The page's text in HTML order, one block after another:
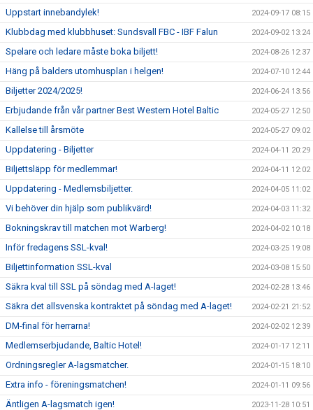
Uppstart innebandylek! 2024-09-17 08:15
Klubbdag med klubbhuset: Sundsvall FBC - IBF Falun 2024-09-02 13:24
Spelare och ledare måste boka biljett! 2024-08-26 12:37
Häng på balders utomhusplan i helgen! 2024-07-10 12:44
Biljetter 2024/2025! 2024-06-24 13:56
Erbjudande från vår partner Best Western Hotel Baltic 2024-05-27 12:50
Kallelse till årsmöte 2024-05-27 09:02
Uppdatering - Biljetter 2024-04-11 20:29
Biljettsläpp för medlemmar! 2024-04-11 12:02
Uppdatering - Medlemsbiljetter. 2024-04-05 11:02
Vi behöver din hjälp som publikvärd! 2024-04-03 11:32
Bokningskrav till matchen mot Warberg! 2024-04-02 10:18
Inför fredagens SSL-kval! 2024-03-25 19:08
Biljettinformation SSL-kval 2024-03-08 15:50
Säkra kval till SSL på söndag med A-laget! 2024-02-28 13:46
Säkra det allsvenska kontraktet på söndag med A-laget! 2024-02-21 21:52
DM-final för herrarna! 2024-02-02 12:39
Medlemserbjudande, Baltic Hotel! 2024-01-17 12:11
Ordningsregler A-lagsmatcher. 2024-01-15 18:10
Extra info - föreningsmatchen! 2024-01-11 09:56
Äntligen A-lagsmatch igen! 2023-11-28 10:51